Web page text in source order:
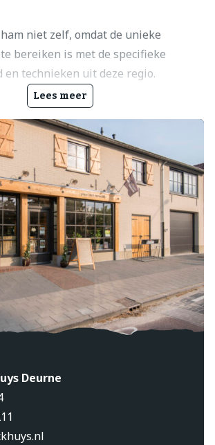
niet zelf, omdat de unieke
bereiken is met de specifieke
en technieken uit deze regio.
Lees meer
Deurne